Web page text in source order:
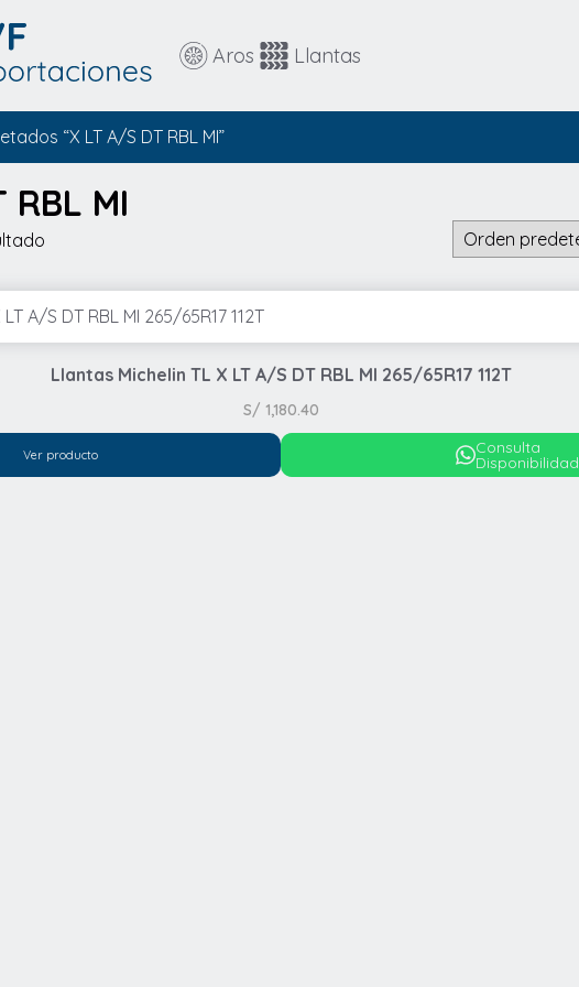
Aros4x4 / SUVLlantas
Runflat
“X LT A/S DT RBL MI”
RBL MI
Llantas Michelin TL X LT A/S DT RBL MI 265/65R17 112T
S/ 1,180.40
Ver producto Consulta
Disponibilidad